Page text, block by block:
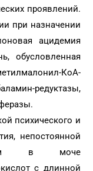
проявлений.
при назначении
ацидемия
обусловленная
КоА-
редуктазы,
психического и
непостоянной
в моче
с длинной